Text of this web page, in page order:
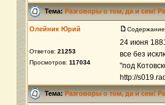
Тема:Разговоры о том, да и сем!
Олейник Юрий
Ответов: 21253
Просмотров: 117034
24 июня
все без
"под
http://
Тема:Разговоры о том, да и сем!